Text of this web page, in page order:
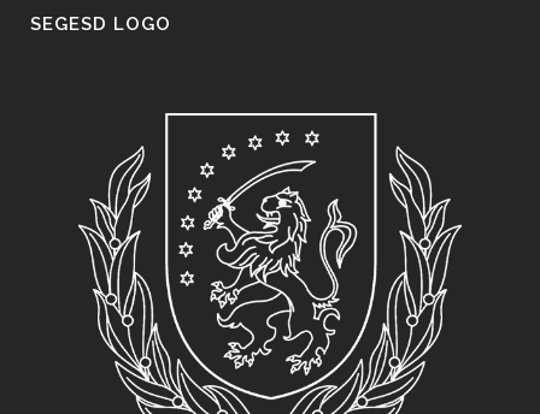
SEGESD LOGO